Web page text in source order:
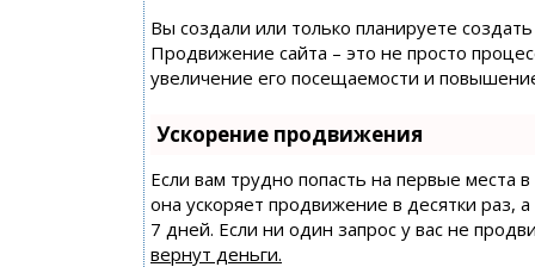
Вы создали или только планируете
Продвижение сайта – это не просто
увеличение его посещаемости и
Ускорение продвижения
Если вам трудно попасть на первые места
она ускоряет продвижение в десятки раз,
7 дней. Если ни один запрос у вас не
вернут деньги.